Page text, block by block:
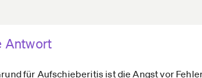
Antwort
für Aufschieberitis ist die Angst vor